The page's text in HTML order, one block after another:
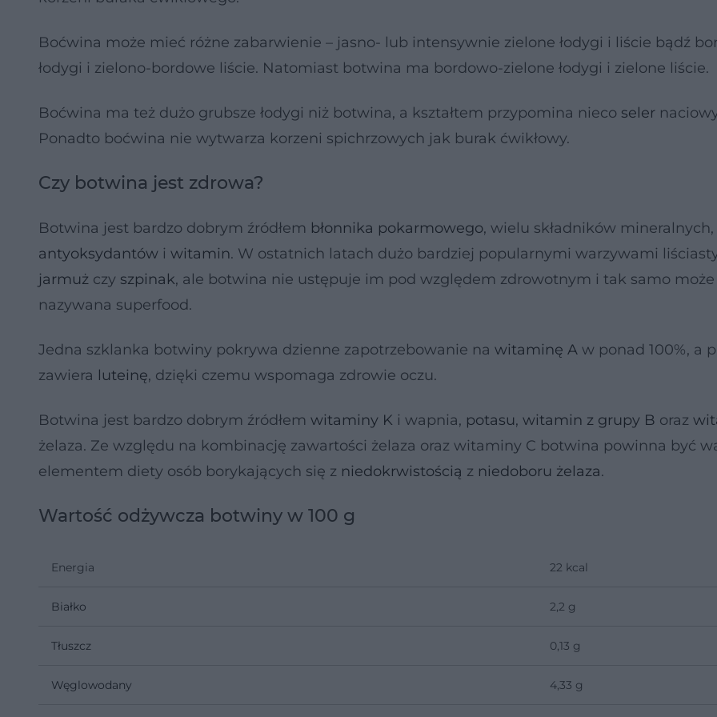
Boćwina może mieć różne zabarwienie – jasno- lub intensywnie zielone łodygi i liście bądź
łodygi i zielono-bordowe liście. Natomiast botwina ma bordowo-zielone łodygi i zielone liście.
Boćwina ma też dużo grubsze łodygi niż botwina, a kształtem przypomina nieco seler
Ponadto boćwina nie wytwarza korzeni spichrzowych jak burak ćwikłowy.
Czy botwina jest zdrowa?
Botwina jest bardzo dobrym źródłem błonnika pokarmowego, wielu składników mineralnych,
antyoksydantów i witamin. W ostatnich latach dużo bardziej popularnymi warzywami
jarmuż czy szpinak, ale botwina nie ustępuje im pod względem zdrowotnym i tak samo może
nazywana superfood.
Jedna szklanka botwiny pokrywa dzienne zapotrzebowanie na witaminę A w ponad 100%, a
zawiera luteinę, dzięki czemu wspomaga zdrowie oczu.
Botwina jest bardzo dobrym źródłem witaminy K i wapnia, potasu, witamin z grupy B oraz
żelaza. Ze względu na kombinację zawartości żelaza oraz witaminy C botwina powinna być
elementem diety osób borykających się z niedokrwistością z niedoboru żelaza.
Wartość odżywcza botwiny w 100 g
Energia 22 kcal
Białko 2,2 g
Tłuszcz 0,13 g
Węglowodany 4,33 g